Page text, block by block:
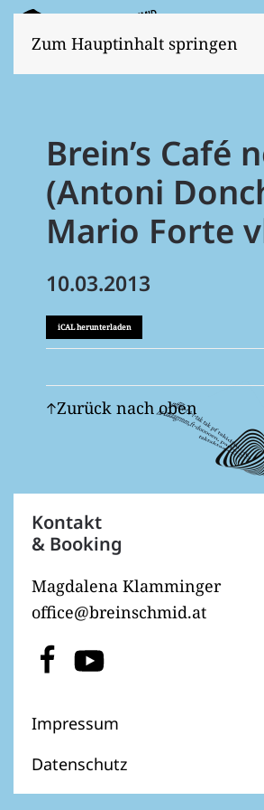
Zum Hauptinhalt springen
Brein’s Café
(Antoni
Mario Forte
10.03.2013
iCAL herunterladen
Zurück nach oben
Kontakt
& Booking
Magdalena Klamminger
office@breinschmid.at
Impressum
Datenschutz